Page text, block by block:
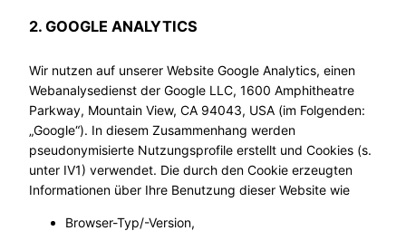
2. GOOGLE ANALYTICS
Wir nutzen auf unserer Website Google Analytics, einen
Webanalysedienst der Google LLC, 1600 Amphitheatre
Parkway, Mountain View, CA 94043, USA (im Folgenden:
„Google“). In diesem Zusammenhang werden
pseudonymisierte Nutzungsprofile erstellt und Cookies (s.
unter IV1) verwendet. Die durch den Cookie erzeugten
Informationen über Ihre Benutzung dieser Website wie
Browser-Typ/-Version,